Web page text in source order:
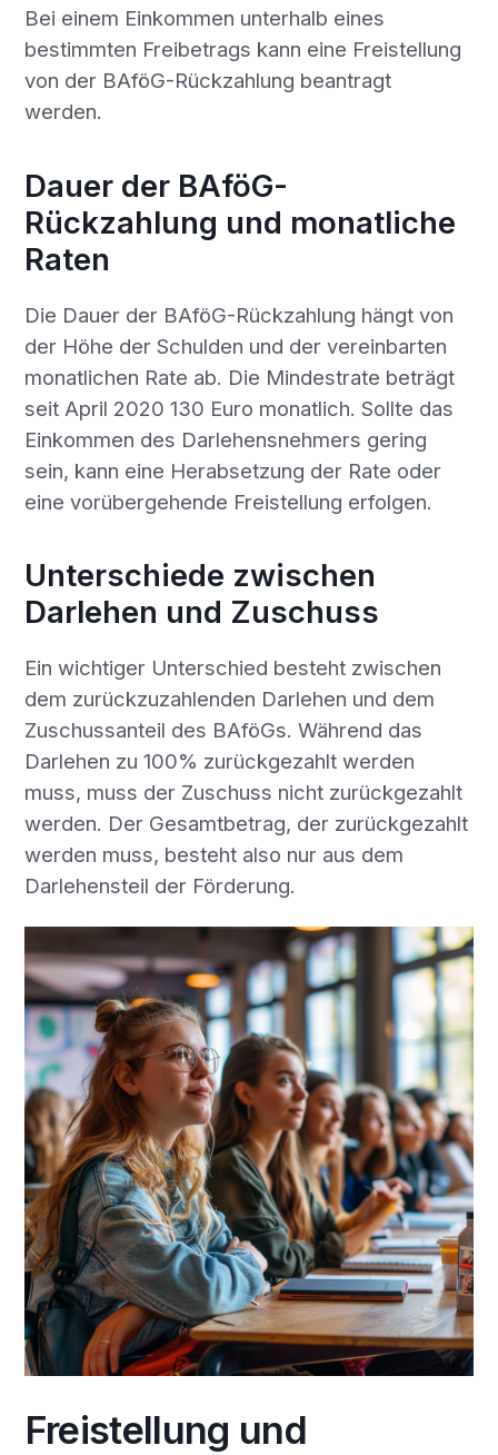
Bei einem Einkommen unterhalb eines
bestimmten Freibetrags kann eine Freistellung
von der BAföG-Rückzahlung beantragt
werden.
Dauer der BAföG-
Rückzahlung und monatliche
Raten
Die Dauer der BAföG-Rückzahlung hängt von
der Höhe der Schulden und der vereinbarten
monatlichen Rate ab. Die Mindestrate beträgt
seit April 2020 130 Euro monatlich. Sollte das
Einkommen des Darlehensnehmers gering
sein, kann eine Herabsetzung der Rate oder
eine vorübergehende Freistellung erfolgen.
Unterschiede zwischen
Darlehen und Zuschuss
Ein wichtiger Unterschied besteht zwischen
dem zurückzuzahlenden Darlehen und dem
Zuschussanteil des BAföGs. Während das
Darlehen zu 100% zurückgezahlt werden
muss, muss der Zuschuss nicht zurückgezahlt
werden. Der Gesamtbetrag, der zurückgezahlt
werden muss, besteht also nur aus dem
Darlehensteil der Förderung.
Freistellung und